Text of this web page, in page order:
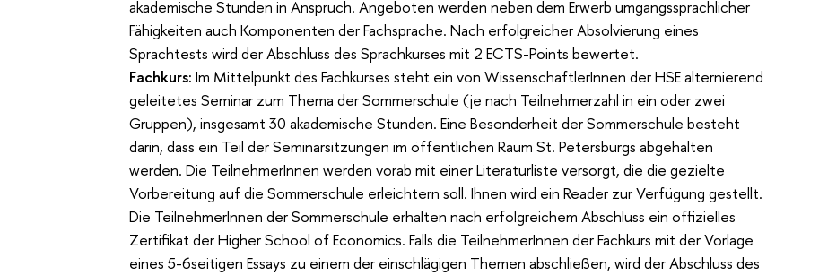
akademische Stunden in Anspruch. Angeboten werden neben dem Erwerb umgangssprachlicher
Fähigkeiten auch Komponenten der Fachsprache. Nach erfolgreicher Absolvierung eines
Sprachtests wird der Abschluss des Sprachkurses mit 2 ECTS-Points bewertet.
Fachkurs: Im Mittelpunkt des Fachkurses steht ein von WissenschaftlerInnen der HSE alternierend
geleitetes Seminar zum Thema der Sommerschule (je nach Teilnehmerzahl in ein oder zwei
Gruppen), insgesamt 30 akademische Stunden. Eine Besonderheit der Sommerschule besteht
darin, dass ein Teil der Seminarsitzungen im öffentlichen Raum St. Petersburgs abgehalten
werden. Die TeilnehmerInnen werden vorab mit einer Literaturliste versorgt, die die gezielte
Vorbereitung auf die Sommerschule erleichtern soll. Ihnen wird ein Reader zur Verfügung gestellt.
Die TeilnehmerInnen der Sommerschule erhalten nach erfolgreichem Abschluss ein offizielles
Zertifikat der Higher School of Economics. Falls die TeilnehmerInnen der Fachkurs mit der Vorlage
eines 5-6seitigen Essays zu einem der einschlägigen Themen abschließen, wird der Abschluss des